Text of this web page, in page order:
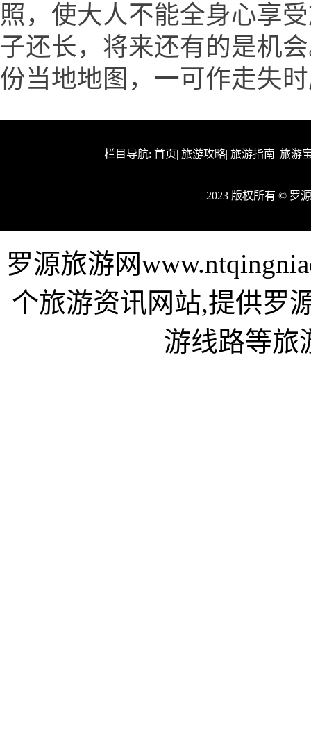
照，使大人不能全身心享
子还长，将来还有的是机
份当地地图，一可作走失
栏目导航: 首页| 旅游攻略| 旅游指南| 旅游
2023 版权所有 © 罗
罗源旅游网
个旅游资讯网站,提供罗
游线路等旅